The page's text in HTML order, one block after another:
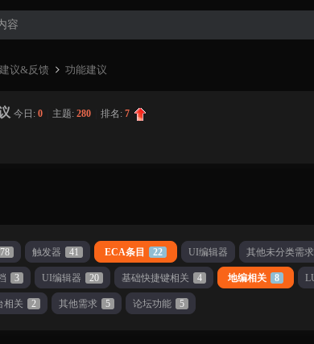
建议&反馈 功能建议
今日:0 主题:280 排名:7
触发器 41 ECA条目 22 UI编辑器 其他未分类需求
3 UI编辑器 20 基础快捷键相关 4 地编相关 8
相关 2 其他需求 5 论坛功能 5